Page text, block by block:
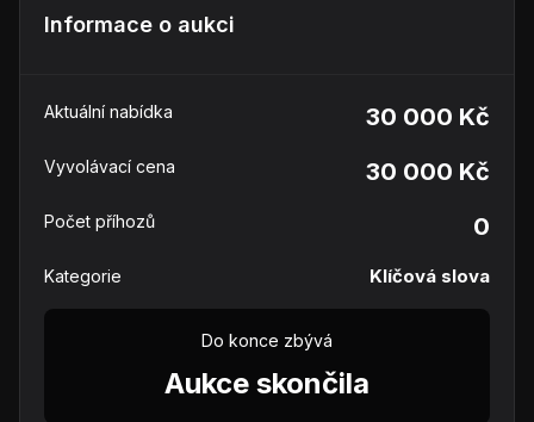
Informace o aukci
Aktuální nabídka 30 000 Kč
Vyvolávací cena 30 000 Kč
Počet příhozů 0
Kategorie Klíčová slova
Do konce zbývá
Aukce skončila